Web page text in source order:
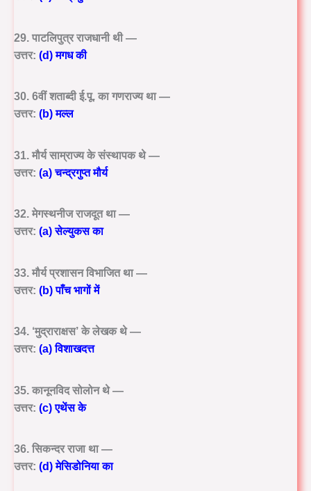
29. पाटलिपुत्र राजधानी थी —
उत्तर: (d) मगध की
30. 6वीं शताब्दी ई.पू. का गणराज्य था —
उत्तर: (b) मल्ल
31. मौर्य साम्राज्य के संस्थापक थे —
उत्तर: (a) चन्द्रगुप्त मौर्य
32. मेगस्थनीज राजदूत था —
उत्तर: (a) सेल्युकस का
33. मौर्य प्रशासन विभाजित था —
उत्तर: (b) पाँच भागों में
34. ‘मुद्राराक्षस’ के लेखक थे —
उत्तर: (a) विशाखदत्त
35. कानूनविद सोलोन थे —
उत्तर: (c) एथेंस के
36. सिकन्दर राजा था —
उत्तर: (d) मेसिडोनिया का